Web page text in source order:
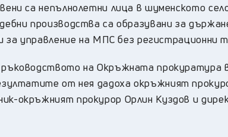
са непълнолетни лица в шуменското
производства са образувани за
управление на МПС без регистрационни
ръководството на Окръжната прокуратура
от нея дадоха окръжният
окръжният прокурор Орлин Куздов и